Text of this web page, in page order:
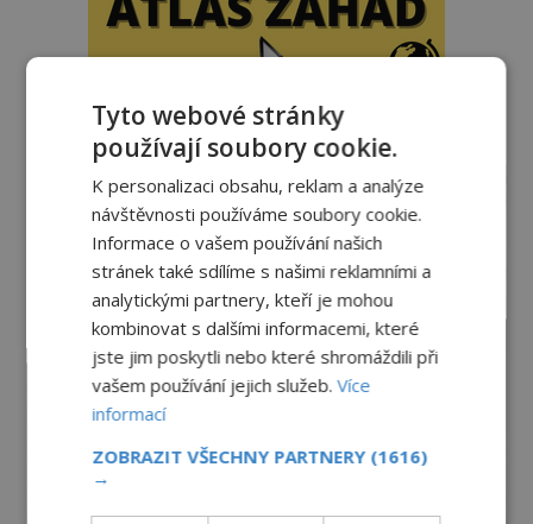
reklama
Tyto webové stránky
používají soubory cookie.
K personalizaci obsahu, reklam a analýze
návštěvnosti používáme soubory cookie.
Informace o vašem používání našich
stránek také sdílíme s našimi reklamními a
analytickými partnery, kteří je mohou
kombinovat s dalšími informacemi, které
jste jim poskytli nebo které shromáždili při
vašem používání jejich služeb.Více
informací
ZOBRAZIT VŠECHNY PARTNERY (1616)
→